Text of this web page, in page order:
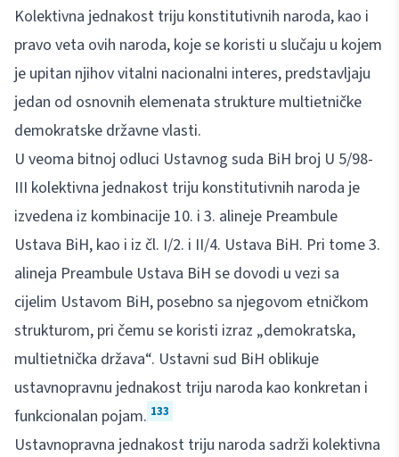
Kolektivna jednakost triju konstitutivnih naroda, kao i
pravo veta ovih naroda, koje se koristi u slučaju u kojem
je upitan njihov vitalni nacionalni interes, predstavljaju
jedan od osnovnih elemenata strukture multietničke
demokratske državne vlasti.
U veoma bitnoj odluci Ustavnog suda BiH broj U 5/98-
III kolektivna jednakost triju konstitutivnih naroda je
izvedena iz kombinacije 10. i 3. alineje Preambule
Ustava BiH, kao i iz čl. I/2. i II/4. Ustava BiH. Pri tome 3.
alineja Preambule Ustava BiH se dovodi u vezi sa
cijelim Ustavom BiH, posebno sa njegovom etničkom
strukturom, pri čemu se koristi izraz „demokratska,
multietnička država“. Ustavni sud BiH oblikuje
ustavnopravnu jednakost triju naroda kao konkretan i
funkcionalan pojam. 133
Ustavnopravna jednakost triju naroda sadrži kolektivna